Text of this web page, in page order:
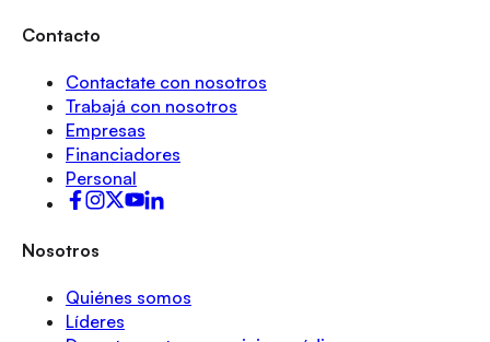
Contacto
Contactate con nosotros
Trabajá con nosotros
Empresas
Financiadores
Personal
Nosotros
Quiénes somos
Líderes